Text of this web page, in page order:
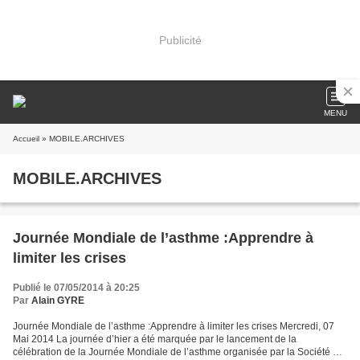
Publicité
MENU
Accueil » MOBILE.ARCHIVES
MOBILE.ARCHIVES
Journée Mondiale de l’asthme :Apprendre à
limiter les crises
Publié le 07/05/2014 à 20:25
Par Alain GYRE
Journée Mondiale de l’asthme :Apprendre à limiter les crises Mercredi, 07
Mai 2014 La journée d’hier a été marquée par le lancement de la
célébration de la Journée Mondiale de l’asthme organisée par la Société de